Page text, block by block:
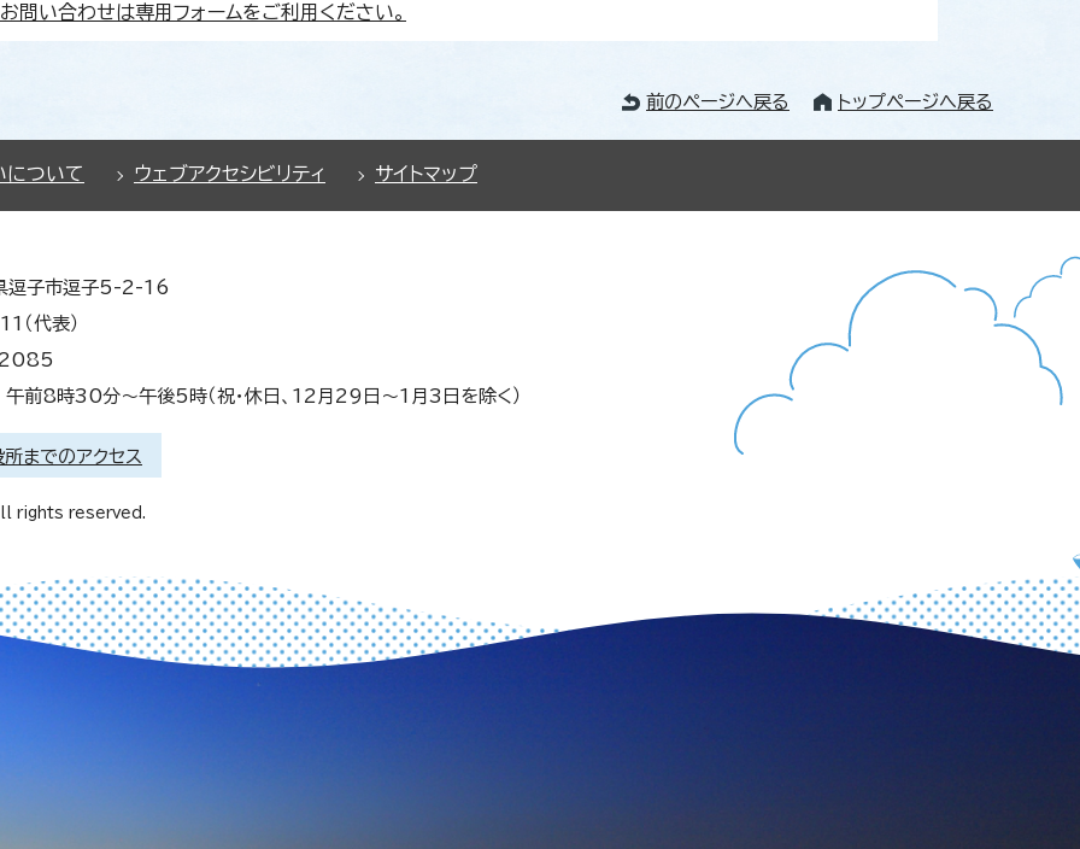
お問い合わせは専用フォームをご利用ください。
前のページへ戻る トップページへ戻る
について ウェブアクセシビリティ サイトマップ
子市逗子5-2-16
代表）
午前8時30分～午後5時（祝・休日、12月29日～1月3日を除く）
所までのアクセス
rights reserved.